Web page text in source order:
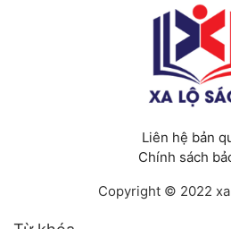
Liên hệ bản
Chính sách
Copyright © 2022